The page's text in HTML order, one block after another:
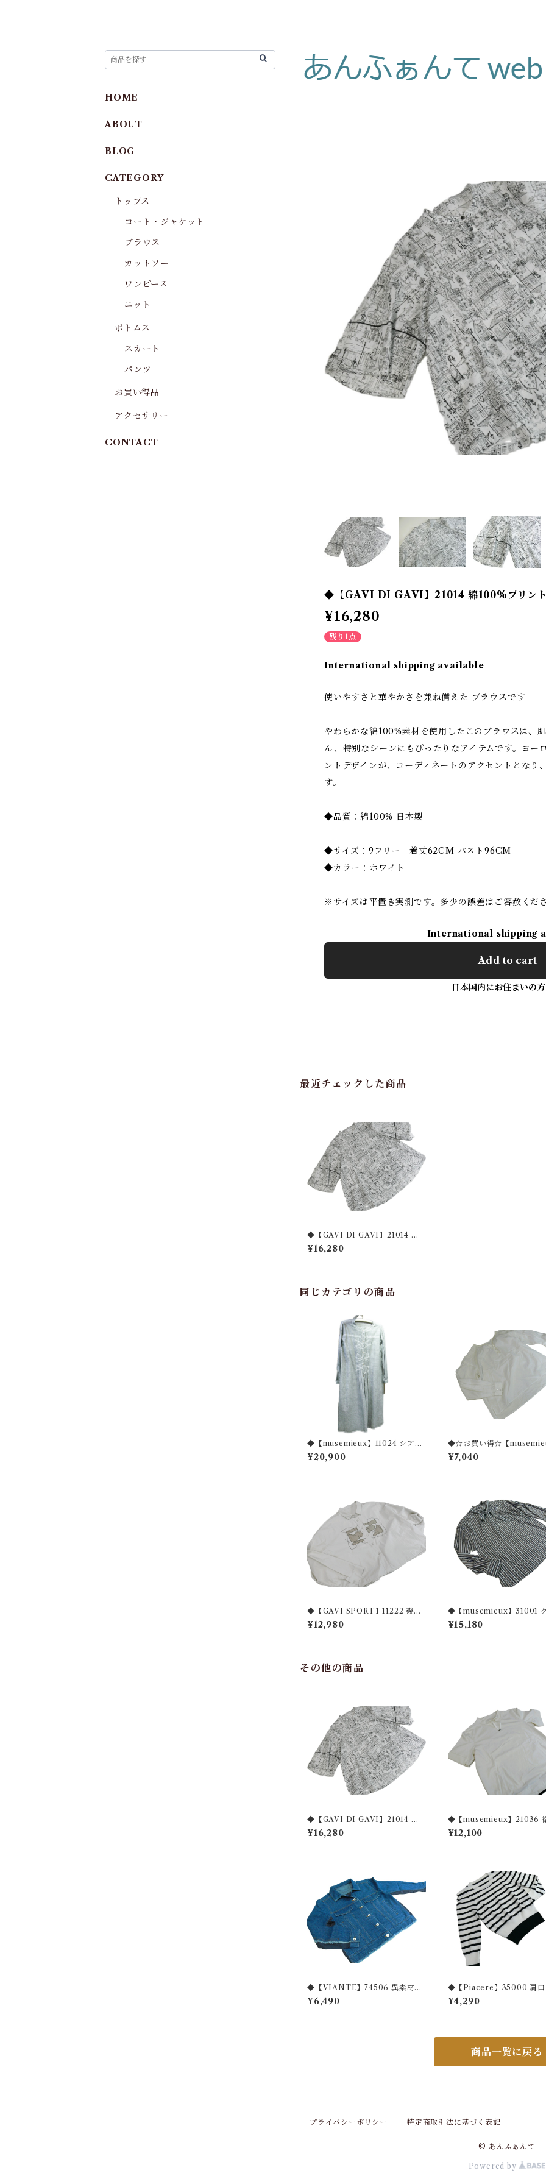
◆【GAVI DI GAVI】21014 綿100%プリン
¥16,280
残り1点
International shipping available
使いやすさと華やかさを兼ね備えた ブラウスです
やわらかな綿100%素材を使用したこのブラウスは、
ん、特別なシーンにもぴったりなアイテムです。ヨー
ントデザインが、コーディネートのアクセントとなり
す。
◆品質：綿100% 日本製
◆サイズ：9フリー 着丈62CM バスト96CM
◆カラー：ホワイト
※サイズは平置き実測です。多少の誤差はご容赦くださ
International shipping
Add to cart
日本国内にお住まいの
最近チェックした商品
◆【GAVI DI GAVI】21014 綿1
00%プリントブラウス◆
¥16,280
同じカテゴリの商品
◆【musemieux】11024 シアー
タイプ綿100％オーバーブラウス
◆
¥20,900
◆☆お買い得☆【
1006 綿100％レース使いロ
スリーブブラウス◆
¥7,040
◆【GAVI SPORT】11222 幾何
学刺繡 ジャケットブラウス◆
¥12,980
◆【musemieux】31001 クラシ
カルプリント 棒タイ付き
ンドカラーブラウス◆
¥15,180
その他の商品
◆【GAVI DI GAVI】21014 綿1
00%プリントブラウス◆
¥16,280
◆【musemieux】21036
綿100％カットソー◆
¥12,100
◆【VIANTE】74506 異素材切
り替えジージャン◆
¥6,490
◆【Piacere】35000 肩口
ントモノクロボーダーニッ
¥4,290
商品一覧に戻る
HOME
ABOUT
BLOG
CATEGORY
トップス
コート・ジャケット
ブラウス
カットソー
ワンピース
ニット
ボトムス
スカート
パンツ
お買い得品
アクセサリー
CONTACT
プライバシーポリシー 特定商取引法に基づく表記
© あんふぁんて
Powered by